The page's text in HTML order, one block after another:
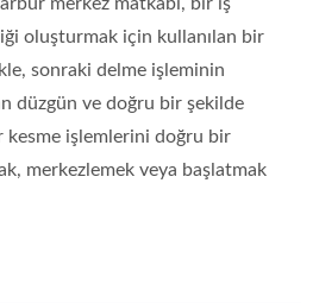
oluşturmak için kullanılan bir
sonraki delme işleminin
düzgün ve doğru bir şekilde
kesme işlemlerini doğru bir
merkezlemek veya başlatmak